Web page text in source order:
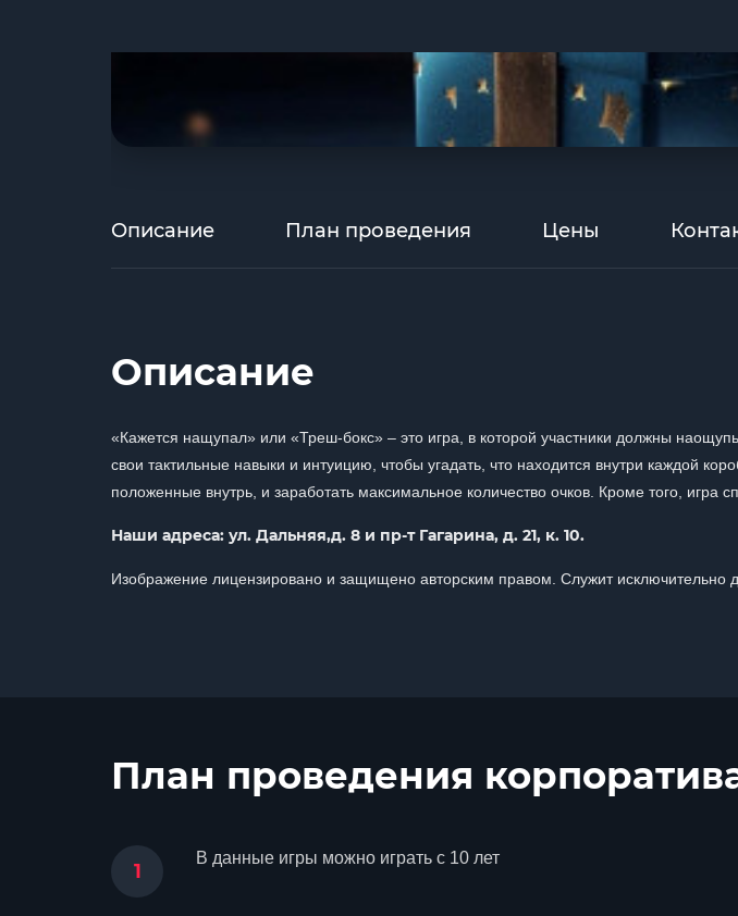
Описание План проведения Цены
Описание
«Кажется нащупал» или «Треш-бокс» – это игра, в которой участники должны
свои тактильные навыки и интуицию, чтобы угадать, что находится внутри каждой
положенные внутрь, и заработать максимальное количество очков. Кроме того, игра
Наши адреса: ул. Дальняя,д. 8 и пр-т Гагарина, д. 21, к. 10.
Изображение лицензировано и защищено авторским правом. Служит исключительно
План проведения
В данные игры можно играть с 10 лет